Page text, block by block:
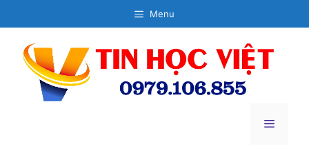
đến
dung
Menu
Menu